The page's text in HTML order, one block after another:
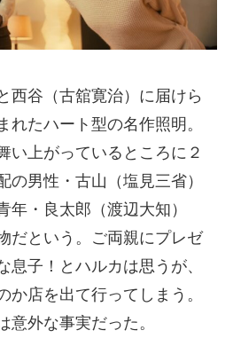
西谷（古舘寛治）に届けら
れたハート型の名作照明。
い上がっているところに２
の男性・古山（塩見三省）
年・良太郎（渡辺大知）
だという。ご両親にプレゼ
息子！とハルカは思うが、
か店を出て行ってしまう。
意外な事実だった。